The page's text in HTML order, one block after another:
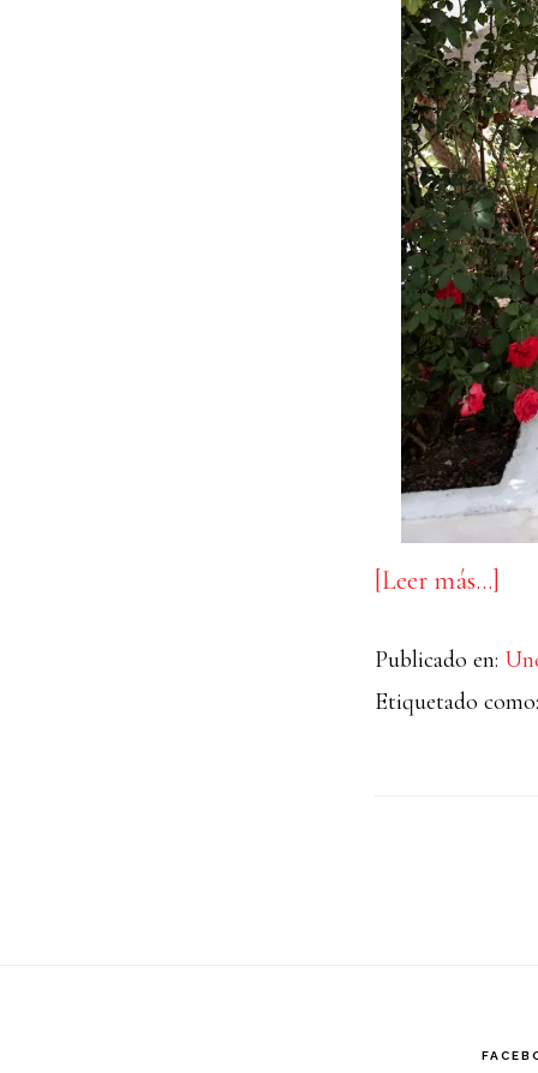
[Leer más…]
Publicado en:
Etiquetado